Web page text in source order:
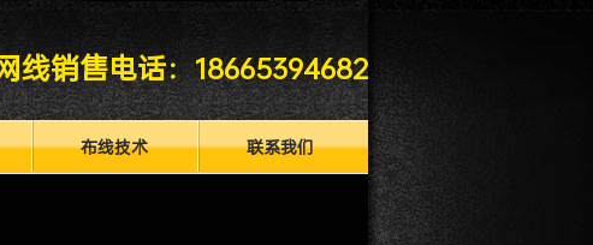
线销售电话：18665394682
布线技术 联系我们